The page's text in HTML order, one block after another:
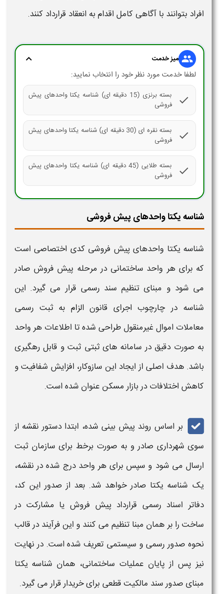
افراد بتوانند با آگاهی کامل اقدام به انعقاد قرارداد کنند.
group میز خدمت expand_more
لطفا خدمت مورد نظر خود را انتخاب نمایید:
check
بسته برنزی (15 دقیقه ای) شناسه یکتا واحدهای پیش
فروشی
check
بسته نقره ای (30 دقیقه ای) شناسه یکتا واحدهای پیش
فروشی
check
بسته طلایی (45 دقیقه ای) شناسه یکتا واحدهای پیش
فروشی
شناسه یکتا واحدهای پیش فروشی
شناسه یکتا واحدهای پیش فروشی کدی اختصاصی است
که برای هر واحد ساختمانی در مرحله پیش فروش صادر
می شود و مبنای تنظیم سند رسمی قرار می گیرد. این
شناسه در چارچوب اجرای قانون الزام به ثبت رسمی
معاملات اموال غیرمنقول طراحی شده تا اطلاعات هر واحد
به صورت دقیق در سامانه های ثبتی ثبت و قابل رهگیری
باشد. هدف اصلی از ایجاد این سازوکار، افزایش شفافیت و
کاهش اختلافات در بازار مسکن عنوان شده است.
بر اساس روند پیش بینی شده، ابتدا دستور نقشه از
سوی شهرداری صادر و به صورت برخط برای سازمان ثبت
ارسال می شود و سپس برای هر واحد درج شده در نقشه،
یک شناسه یکتا صادر خواهد شد. بعد از صدور این کد،
دفاتر اسناد رسمی قرارداد پیش فروش یا مشارکت در
ساخت را بر همان مبنا تنظیم می کنند و این فرآیند در قالب
نحوه صدوررسمی و سیستمی تعریف شده است. در نهایت
نیز پس از پایان عملیات ساختمانی، همان شناسه یکتا
مبنای صدورسند مالکیت قطعی برای خریدار قرار می گیرد.